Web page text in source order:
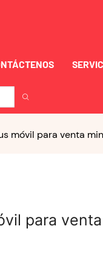
móvil para venta
para